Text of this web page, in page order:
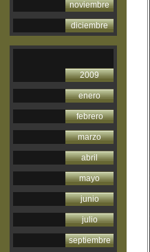
noviembre
diciembre
2009
enero
febrero
marzo
abril
mayo
junio
julio
septiembre